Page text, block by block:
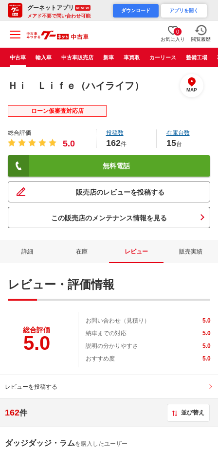
グーネットアプリ RENEW
メアド不要で問い合わせ可能
ダウンロード アプリを開く
0
お気に入り 閲覧履歴
中古車 輸入車 中古車販売店 新車 車買取 カーリース 整備工場
Ｈｉ Ｌｉｆｅ（ハイライフ） MAP
ローン仮審査対応店
総合評価
5.0
投稿数
162件
在庫台数
15台
無料電話
販売店のレビューを投稿する
この販売店のメンテナンス情報を見る
詳細 在庫 レビュー 販売実績
レビュー・評価情報
総合評価
5.0
お問い合わせ（見積り）
5.0
納車までの対応
5.0
説明の分かりやすさ
5.0
おすすめ度
5.0
レビューを投稿する
162件 並び替え
ダッジダッジ・ラムを購入したユーザー